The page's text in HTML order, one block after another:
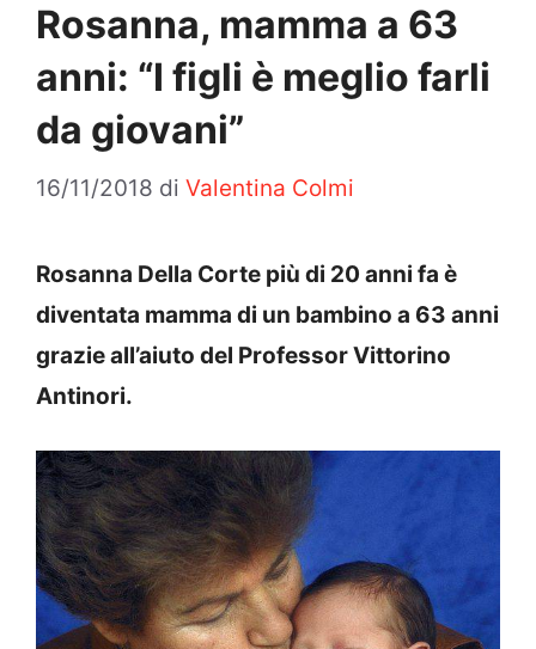
Rosanna, mamma a 63
anni: “I figli è meglio farli
da giovani”
16/11/2018 di Valentina Colmi
Rosanna Della Corte più di 20 anni fa è
diventata mamma di un bambino a 63 anni
grazie all’aiuto del Professor Vittorino
Antinori.